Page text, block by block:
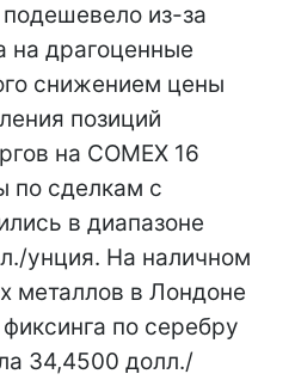
из-за
на драгоценные
снижением цены
позиций
на COMEX 16
по сделкам с
в диапазоне
унция. На наличном
металлов в Лондоне
по серебру
34,4500 долл./